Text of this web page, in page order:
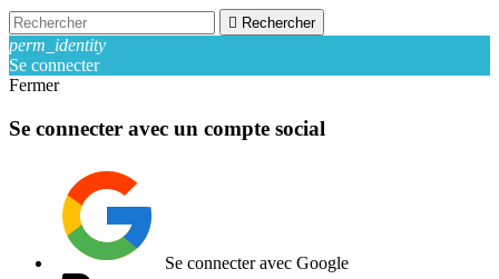
 Rechercher
perm_identity
Se connecter
Fermer
Se connecter avec un compte social
Se connecter avec Google